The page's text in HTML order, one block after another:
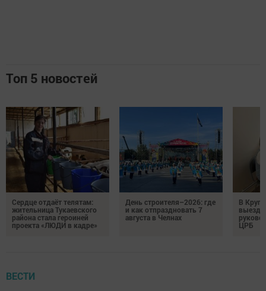
Топ 5 новостей
Сердце отдаёт телятам:
жительница Тукаевского
района стала героиней
проекта «ЛЮДИ в кадре»
День строителя–2026: где
и как отпраздновать 7
августа в Челнах
В
ЦРБ
ВЕСТИ